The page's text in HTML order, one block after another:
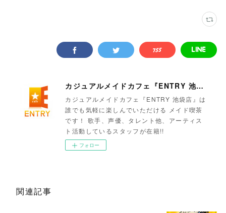
カジュアルメイドカフェ『ENTRY 池袋店』
カジュアルメイドカフェ『ENTRY 池袋店』は
誰でも気軽に楽しんでいただける メイド喫茶
です！ 歌手、声優、タレント他、アーティス
ト活動しているスタッフが在籍!!
フォロー
関連記事